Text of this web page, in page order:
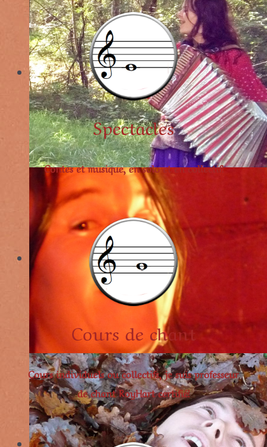
Spectacles
Contes et musique, en solo et en collectif!
Cours de chant
Cours individuels ou collectifs, je suis professeur
de chant RoyHart certifié!